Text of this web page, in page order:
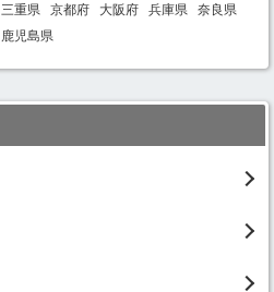
三重県 京都府 大阪府 兵庫県
奈良県
鹿児島県